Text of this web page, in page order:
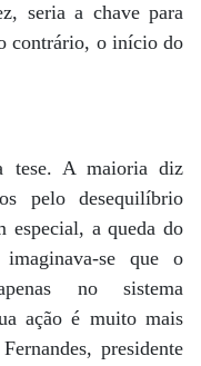
seria a chave para
contrário, o início do
tese. A maioria diz
pelo desequilíbrio
especial, a queda do
se que o
no sistema
ação é muito mais
presidente